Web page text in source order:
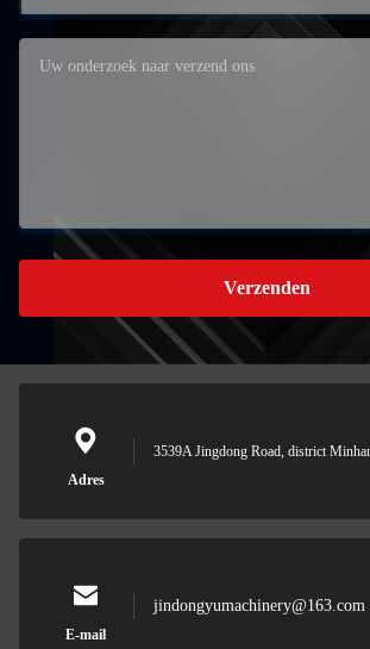
Verzenden
Adres
3539A Jingdong Road, district
E-mail
jindongyumachinery@163.com